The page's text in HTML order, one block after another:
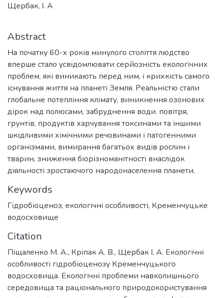
Щербак, І. А
Abstract
На початку 60-х років минулого століття людство
вперше стало усвідомлювати серйозність екологічних
проблем, які виникають перед ним, і крихкість самого
існування життя на планеті Земля. Реальністю стали
глобальне потепління клімату, виникнення озонових
дірок над полюсами, забруднення води. повітря,
грунтів, продуктів харчування токсинами та іншими
шкідливими хімічними речовинами і патогенними
організмами, вимирання багатьох видів рослин і
тварин, зниження біорізноманітності внаслідок
діяльності зростаючого народонаселення планети.
Keywords
Гідробіоценоз, екологічні особливості, Кременчуцьке
водосховище
Citation
Піщаленко М. А., Кріпак А. В., Щербак І. А. Екологічні
особливості гідробіоценозу Кременчуцького
водосховища. Екологічні проблеми навколишнього
середовища та раціонального природокористування